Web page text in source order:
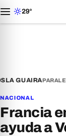
29°
LA GUAIRA
NACIONAL
Francia
ayuda a